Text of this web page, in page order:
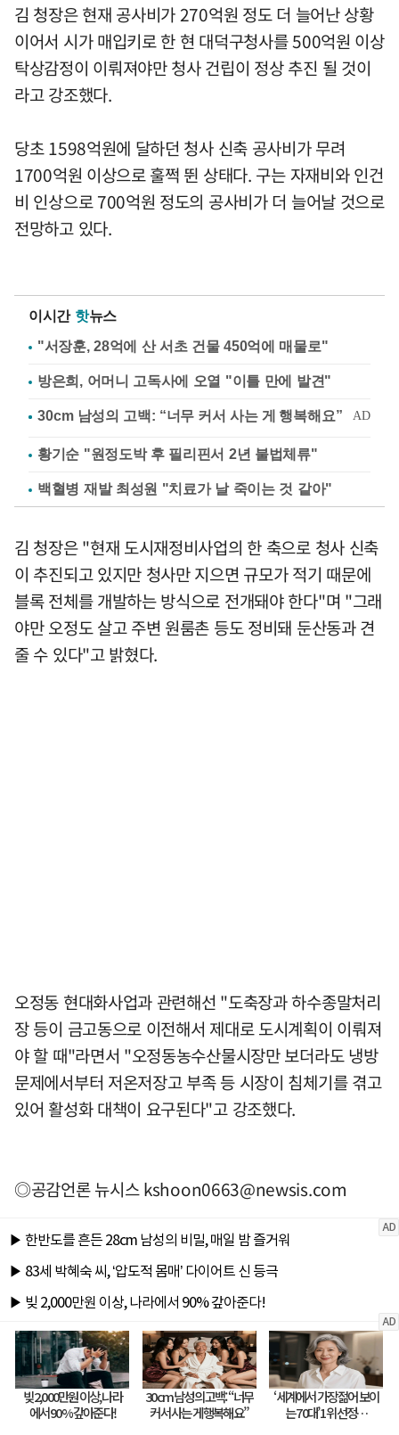
김 청장은 현재 공사비가 270억원 정도 더 늘어난 상황
이어서 시가 매입키로 한 현 대덕구청사를 500억원 이상
탁상감정이 이뤄져야만 청사 건립이 정상 추진 될 것이
라고 강조했다.
당초 1598억원에 달하던 청사 신축 공사비가 무려
1700억원 이상으로 훌쩍 뛴 상태다. 구는 자재비와 인건
비 인상으로 700억원 정도의 공사비가 더 늘어날 것으로
전망하고 있다.
이시간 핫뉴스
"서장훈, 28억에 산 서초 건물 450억에 매물로"
방은희, 어머니 고독사에 오열 "이틀 만에 발견"
황기순 "원정도박 후 필리핀서 2년 불법체류"
백혈병 재발 최성원 "치료가 날 죽이는 것 같아"
김 청장은 "현재 도시재정비사업의 한 축으로 청사 신축
이 추진되고 있지만 청사만 지으면 규모가 적기 때문에
블록 전체를 개발하는 방식으로 전개돼야 한다"며 "그래
야만 오정도 살고 주변 원룸촌 등도 정비돼 둔산동과 견
줄 수 있다"고 밝혔다.
오정동 현대화사업과 관련해선 "도축장과 하수종말처리
장 등이 금고동으로 이전해서 제대로 도시계획이 이뤄져
야 할 때"라면서 "오정동농수산물시장만 보더라도 냉방
문제에서부터 저온저장고 부족 등 시장이 침체기를 겪고
있어 활성화 대책이 요구된다"고 강조했다.
◎공감언론 뉴시스kshoon0663@newsis.com